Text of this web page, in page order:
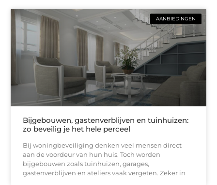
AANBIEDINGEN
Bijgebouwen, gastenverblijven en tuinhuizen:
zo beveilig je het hele perceel
Bij woningbeveiliging denken veel mensen direct
aan de voordeur van hun huis. Toch worden
bijgebouwen zoals tuinhuizen, garages,
gastenverblijven en ateliers vaak vergeten. Zeker in